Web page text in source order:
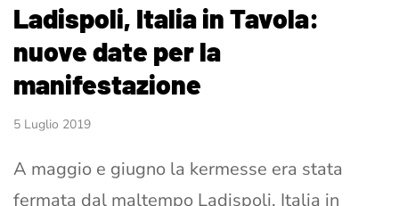
Ladispoli, Italia in Tavola:
nuove date per la
manifestazione
5 Luglio 2019
A maggio e giugno la kermesse era stata
fermata dal maltempo Ladispoli, Italia in